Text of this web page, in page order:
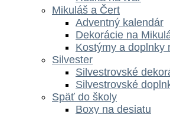
Mikuláš a Čert
Adventný kalendár
Dekorácie na
Kostýmy a doplnky
Silvester
Silvestrovské
Silvestrovské
Späť do školy
Boxy na desiatu